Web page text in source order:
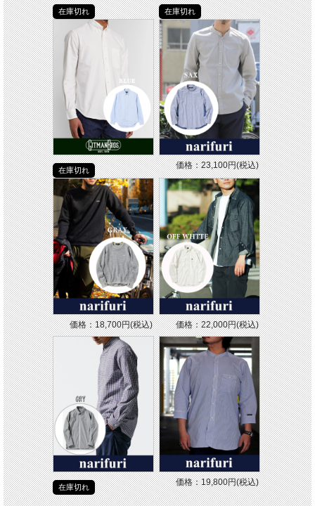
在庫切れ 在庫切れ
在庫切れ 価格：23,100円(税込)
価格：18,700円(税込) 価格：22,000円(税込)
在庫切れ 価格：19,800円(税込)